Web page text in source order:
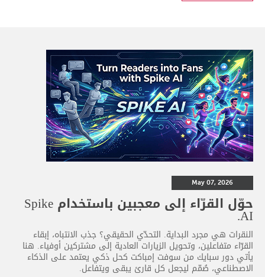
May 07, 2026
حوّل القرّاء إلى معجبين باستخدام Spike
AI.
النقرات هي مجرد البداية. التحدّي الحقيقي؟ جذب الانتباه، إبقاء
القرّاء متفاعلين، وتحويل الزيارات العادية إلى مشتركين أوفياء. هنا
يأتي دور سبايك من سوفت إمباكت كحل ذكي يعتمد على الذكاء
الاصطناعي، صُمّم ليجعل كل قارئ يبقى ويتفاعل.